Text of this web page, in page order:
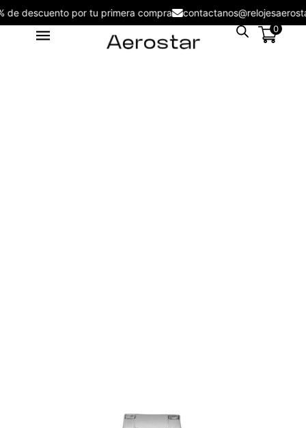
5% de descuento por tu primera compra
0